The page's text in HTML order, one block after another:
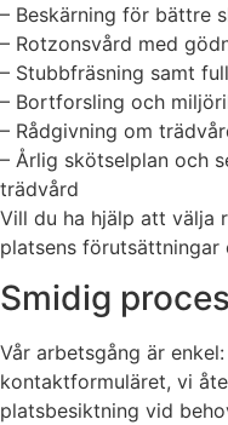
– Beskärning för bättre
– Rotzonsvård med
– Stubbfräsning samt
– Bortforsling och
– Rådgivning om
– Årlig skötselplan och
trädvård
Vill du ha hjälp att välja
platsens förutsättningar
Smidig
Vår arbetsgång är
kontaktformuläret, vi
platsbesiktning vid